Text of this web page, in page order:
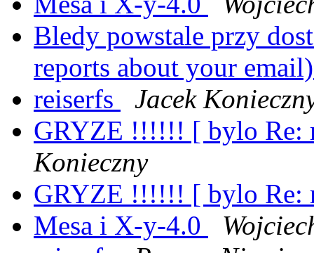
Bledy powstale przy
reports about your
reiserfs
Jacek
GRYZE !!!!!! [ bylo Re:
Konieczny
GRYZE !!!!!! [ bylo Re:
Mesa i X-y-4.0